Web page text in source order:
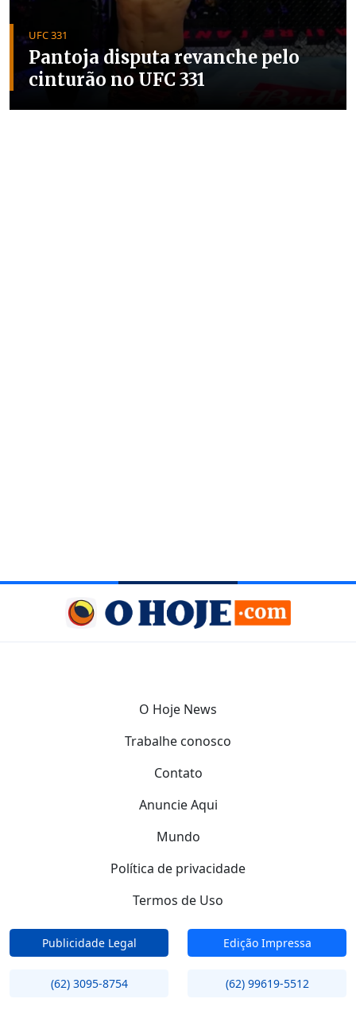
UFC 331
Pantoja disputa revanche pelo
cinturão no UFC 331
O Hoje News
Trabalhe conosco
Contato
Anuncie Aqui
Mundo
Política de privacidade
Termos de Uso
Publicidade Legal Edição Impressa
(62) 3095-8754 (62) 99619-5512